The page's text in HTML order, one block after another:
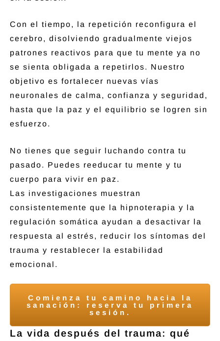
Con el tiempo, la repetición reconfigura el
cerebro, disolviendo gradualmente viejos
patrones reactivos para que tu mente ya no
se sienta obligada a repetirlos. Nuestro
objetivo es fortalecer nuevas vías
neuronales de calma, confianza y seguridad,
hasta que la paz y el equilibrio se logren sin
esfuerzo.
No tienes que seguir luchando contra tu
pasado. Puedes reeducar tu mente y tu
cuerpo para vivir en paz.
Las investigaciones muestran
consistentemente que la hipnoterapia y la
regulación somática ayudan a desactivar la
respuesta al estrés, reducir los síntomas del
trauma y restablecer la estabilidad
emocional.
Comienza tu camino hacia la
sanación: reserva tu primera
sesión.
La vida después del trauma: qué